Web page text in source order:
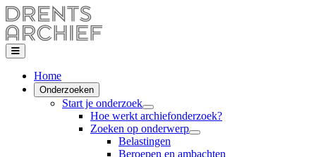
Home
Onderzoeken
Start je onderzoek
Hoe werkt archiefonderzoek?
Zoeken op onderwerp
Belastingen
Beroepen en ambachten